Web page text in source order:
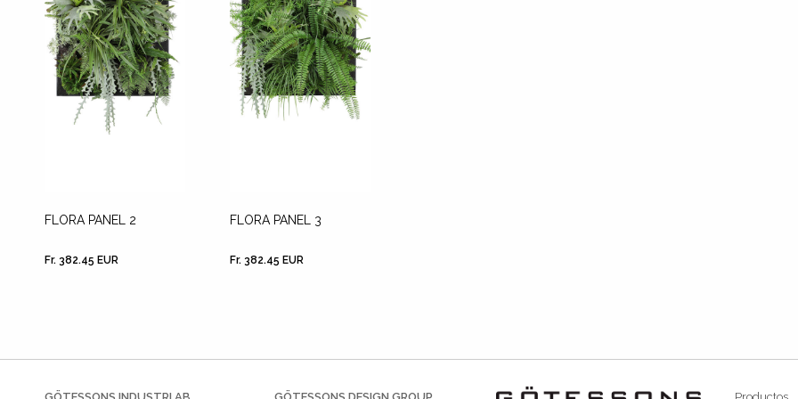
FLORA PANEL 2
Fr. 382.45 EUR
FLORA PANEL 3
Fr. 382.45 EUR